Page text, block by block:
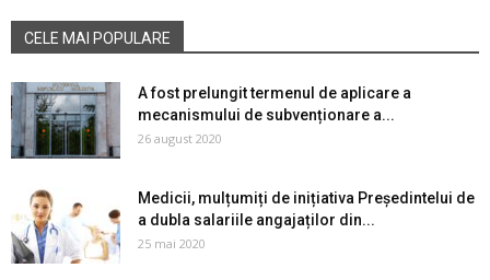
CELE MAI POPULARE
A fost prelungit termenul de aplicare a
mecanismului de subvenționare a...
26 august 2020
Medicii, mulțumiți de inițiativa Președintelui de
a dubla salariile angajaților din...
25 mai 2020